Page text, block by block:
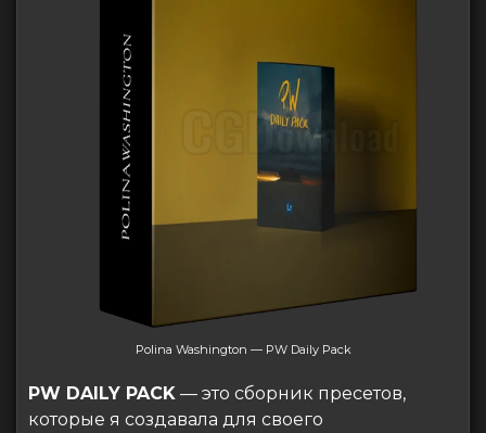
Polina Washington — PW Daily Pack
PW DAILY PACK — это сборник пресетов,
которые я создавала для своего